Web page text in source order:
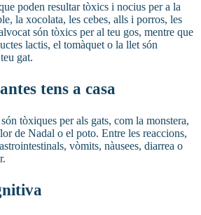
poden resultar tòxics i nocius per a la
la xocolata, les cebes, alls i porros, les
són tòxics per al teu gos, mentre que
lactis, el tomàquet o la llet són
gat.
tens a casa
tòxiques per als gats, com la monstera,
de Nadal o el poto. Entre les reaccions,
vòmits, nàusees, diarrea o